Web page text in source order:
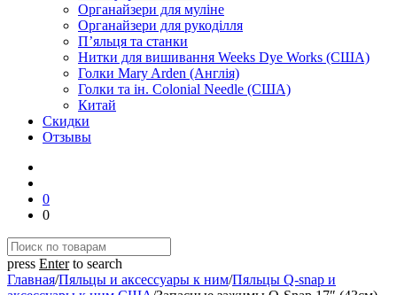
Органайзери для муліне
Органайзери для рукоділля
П’яльця та станки
Нитки для вишивання Weeks Dye Works (США)
Голки Mary Arden (Англія)
Голки та ін. Colonial Needle (США)
Китай
Скидки
Отзывы
0
0
press Enterto search
Главная/Пяльцы и аксессуары к ним/Пяльцы Q-snap и